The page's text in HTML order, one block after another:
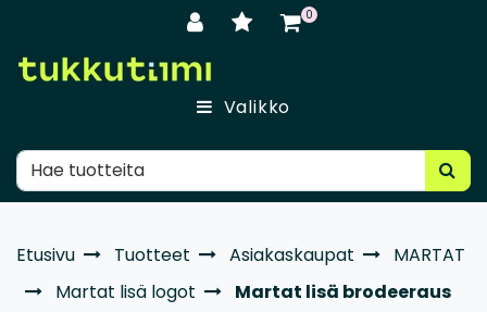
0
Valikko
Etusivu Tuotteet Asiakaskaupat
MARTAT
Martat lisä logot
Martat lisä brodeeraus